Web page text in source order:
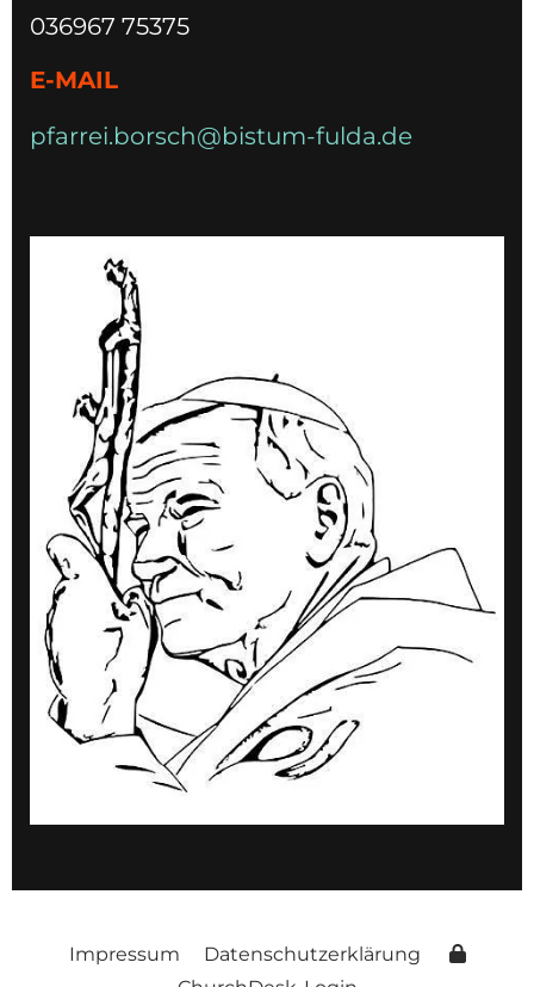
036967 75375
E-MAIL
pfarrei.borsch@bistum-fulda.de
Impressum
Datenschutzerklärung